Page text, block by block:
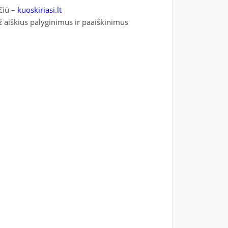
– kuoskiriasi.lt
aiškius palyginimus ir paaiškinimus